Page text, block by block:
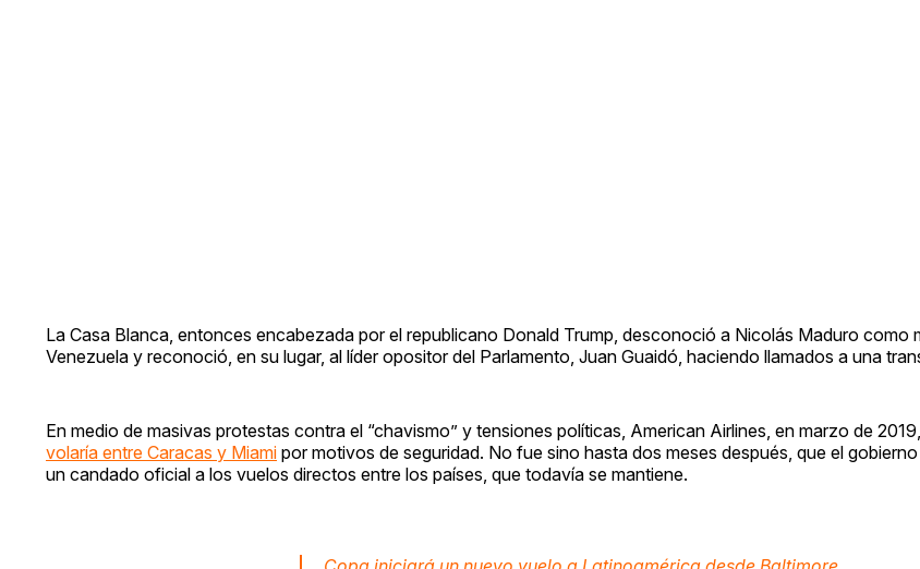
La Casa Blanca, entonces encabezada por el republicano Donald Trump, desconoció a Nicolás Maduro como
Venezuela y reconoció, en su lugar, al líder opositor del Parlamento, Juan Guaidó, haciendo llamados a una
En medio de masivas protestas contra el “chavismo” y tensiones políticas, American Airlines, en marzo de 2019,
volaría entre Caracas y Miami por motivos de seguridad. No fue sino hasta dos meses después, que el
un candado oficial a los vuelos directos entre los países, que todavía se mantiene.